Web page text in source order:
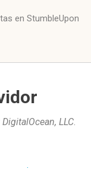
en StumbleUpon
DigitalOcean, LLC.